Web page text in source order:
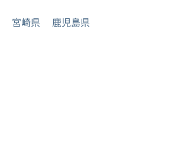
宮崎県
鹿児島県